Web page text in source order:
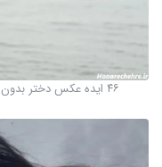
۴۶ ایده عکس دختر بدون چهره زیبا، جذاب و مرموز برای پروفایل ...